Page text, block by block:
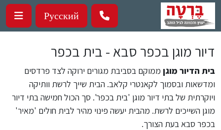
דילוג לתוכן העיקרי
Русский
דיור מוגן בכפר סבא - בית בכפר
בית הדיור מוגן ממוקם בסביבת מגורים ירוקה לצד פרדסים
ומדשאות ובסמוך לקאנטרי קלאב. הבית שייך לרשת וותיקה
ויוקרתית של בתי דיור מוגן 'בית בכפר'. סך הכול חמישה בתי דיור
מוגן השייכים לרשת. מהבית יעשה פינוי מהיר לבית חולים 'מאיר'
בכפר סבא בעת הצורך.